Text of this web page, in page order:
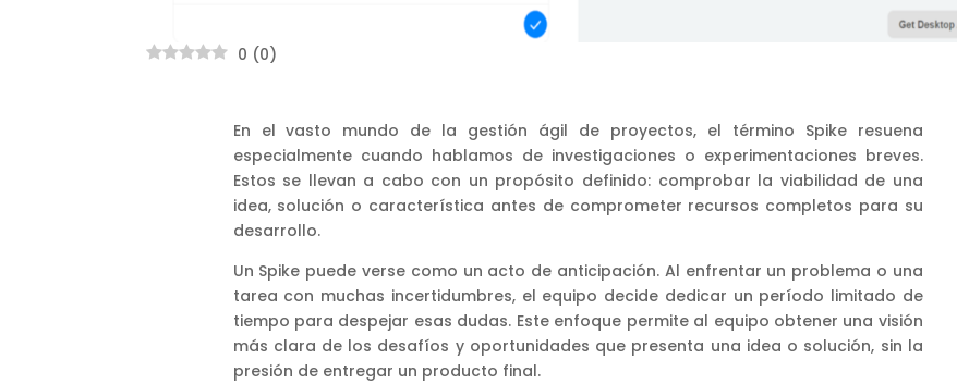
0 (0)
En el vasto mundo de la gestión ágil de proyectos, el término Spike resuena
especialmente cuando hablamos de investigaciones o experimentaciones breves.
Estos se llevan a cabo con un propósito definido: comprobar la viabilidad de una
idea, solución o característica antes de comprometer recursos completos para su
desarrollo.
Un Spike puede verse como un acto de anticipación. Al enfrentar un problema o una
tarea con muchas incertidumbres, el equipo decide dedicar un período limitado de
tiempo para despejar esas dudas. Este enfoque permite al equipo obtener una visión
más clara de los desafíos y oportunidades que presenta una idea o solución, sin la
presión de entregar un producto final.